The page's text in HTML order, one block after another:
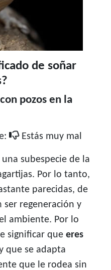
de soñar
pozos en la
Estás muy mal
subespecie de la
Por lo tanto,
parecidas, de
ser regeneración y
ambiente. Por lo
significar que eres
que se adapta
que le rodea sin